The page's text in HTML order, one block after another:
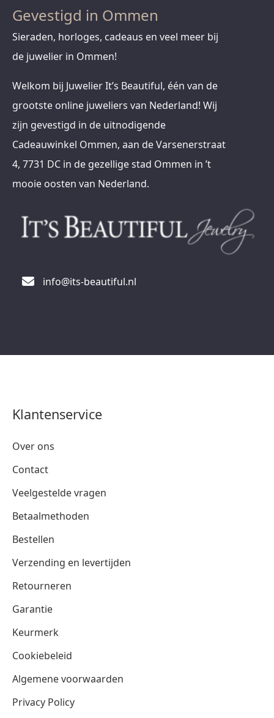
Gevestigd in Ommen
Sieraden, horloges, cadeaus en veel meer bij
de juwelier in Ommen!
Welkom bij Juwelier It’s Beautiful, één van de
grootste online juweliers van Nederland! Wij
zijn gevestigd in de uitnodigende
Cadeauwinkel Ommen, aan de Varsenerstraat
4, 7731 DC in de gezellige stad Ommen in ’t
mooie oosten van Nederland.
info@its-beautiful.nl
Klantenservice
Over ons
Contact
Veelgestelde vragen
Betaalmethoden
Bestellen
Verzending en levertijden
Retourneren
Garantie
Keurmerk
Cookiebeleid
Algemene voorwaarden
Privacy Policy